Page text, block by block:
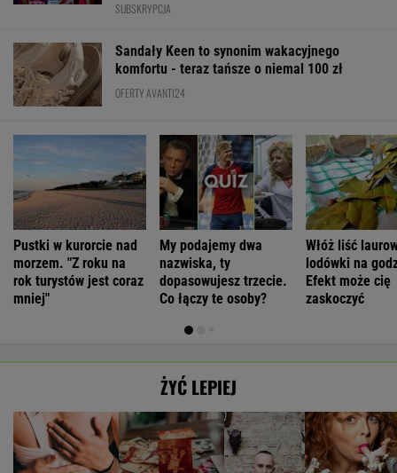
SUBSKRYPCJA
Sandały Keen to synonim wakacyjnego
komfortu - teraz tańsze o niemal 100 zł
OFERTY AVANTI24
Pustki w kurorcie nad
morzem. "Z roku na
rok turystów jest coraz
mniej"
My podajemy dwa
nazwiska, ty
dopasowujesz trzecie.
Co łączy te osoby?
Włóż liść
lodówki na
Efekt może cię
zaskoczyć
ŻYĆ LEPIEJ